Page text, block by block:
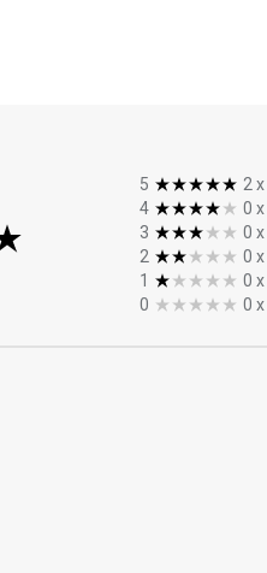
5 2 x
4
0 x
3
0 x
2
0 x
1
0 x
0
0 x